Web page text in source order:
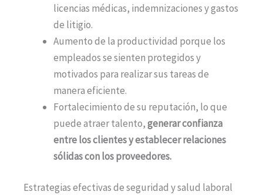
licencias médicas, indemnizaciones y gastos
de litigio.
Aumento de la productividad porque los
empleados se sienten protegidos y
motivados para realizar sus tareas de
manera eficiente.
Fortalecimiento de su reputación, lo que
puede atraer talento,generar confianza
entre los clientes y establecer relaciones
sólidas con los proveedores.
Estrategias efectivas de seguridad y salud laboral